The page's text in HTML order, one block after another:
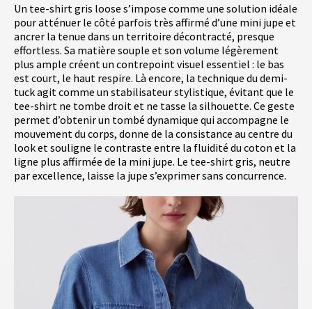
Un tee-shirt gris loose s’impose comme une solution idéale
pour atténuer le côté parfois très affirmé d’une mini jupe et
ancrer la tenue dans un territoire décontracté, presque
effortless. Sa matière souple et son volume légèrement
plus ample créent un contrepoint visuel essentiel : le bas
est court, le haut respire. Là encore, la technique du demi-
tuck agit comme un stabilisateur stylistique, évitant que le
tee-shirt ne tombe droit et ne tasse la silhouette. Ce geste
permet d’obtenir un tombé dynamique qui accompagne le
mouvement du corps, donne de la consistance au centre du
look et souligne le contraste entre la fluidité du coton et la
ligne plus affirmée de la mini jupe. Le tee-shirt gris, neutre
par excellence, laisse la jupe s’exprimer sans concurrence.